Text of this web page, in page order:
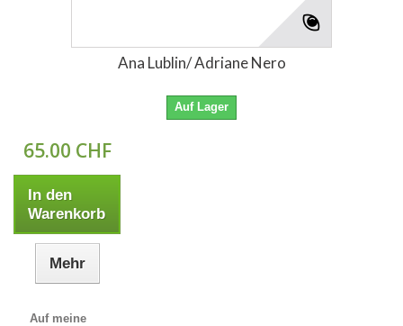
Ana Lublin/ Adriane Nero
Auf Lager
65.00 CHF
In den
Warenkorb
Mehr
Auf meine